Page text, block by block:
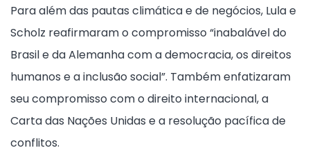
Para além das pautas climática e de negócios, Lula e
Scholz reafirmaram o compromisso “inabalável do
Brasil e da Alemanha com a democracia, os direitos
humanos e a inclusão social”. Também enfatizaram
seu compromisso com o direito internacional, a
Carta das Nações Unidas e a resolução pacífica de
conflitos.